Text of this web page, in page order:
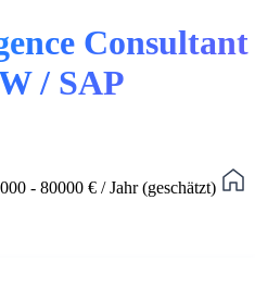
Consultant
/ SAP
- 80000 € / Jahr (geschätzt)